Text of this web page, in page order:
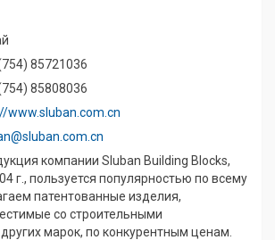
85721036
85808036
www.sluban.com.cn
компании Sluban Building Blocks,
г., пользуется популярностью по всему
патентованные изделия,
со строительными
марок, по конкурентным ценам.